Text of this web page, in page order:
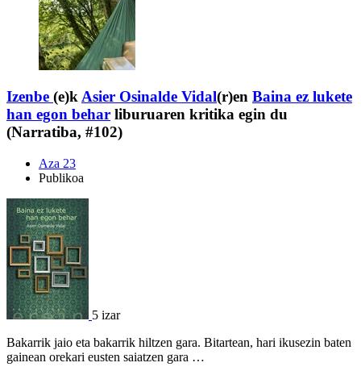
Izenbe (e)kAsier Osinalde Vidal(r)en Baina ez lukete
han egon behar liburuaren kritika egin du
(Narratiba, #102)
Aza 23
Publikoa
5 izar
Bakarrik jaio eta bakarrik hiltzen gara. Bitartean, hari ikusezin baten
gainean orekari eusten saiatzen gara …